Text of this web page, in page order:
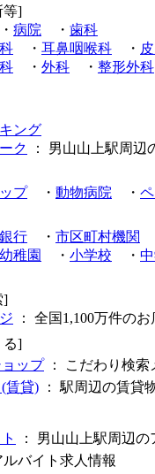
等]
病院 ・ 歯科
・ 耳鼻咽喉科 ・
・ 外科 ・ 整形外科
ング
ク
： 男山山上駅周辺
プ・ 動物病院 ・
銀行 ・ 市区町村機関
幼稚園 ・ 小学校 ・
]
： 全国1,100万件の
る]
ップ： こだわり検索
賃貸) ： 駅周辺の賃貸
： 男山山上駅周辺
ルバイト求人情報